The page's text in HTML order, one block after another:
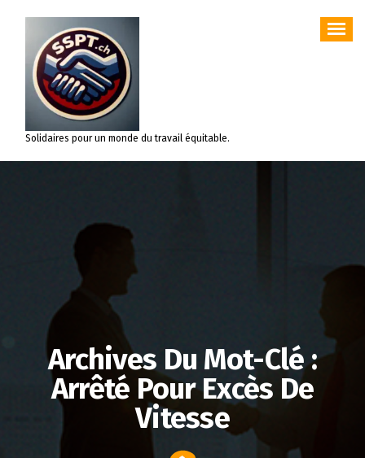
contenu
Solidaires pour un monde du travail équitable.
Archives Du Mot-Clé :
Arrêté Pour Excès De
Vitesse